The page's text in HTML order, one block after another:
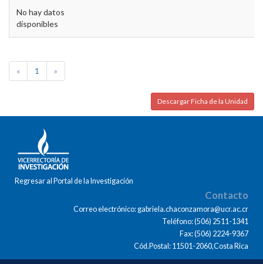
No hay datos
disponibles
« 1 »
Descargar Ficha de la Unidad
Regresar al Portal de la Investigación
Contacto
Correo electrónico: gabriela.chaconzamora@ucr.ac.cr
Teléfono: (506) 2511-1341
Fax: (506) 2224-9367
Cód.Postal: 11501-2060,Costa Rica